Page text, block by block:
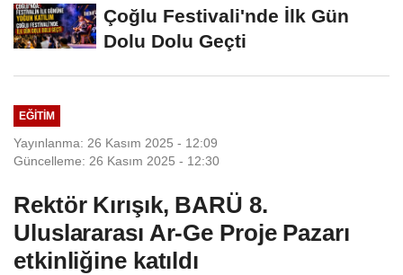
Çoğlu Festivali'nde İlk Gün
Dolu Dolu Geçti
EĞITIM
Yayınlanma: 26 Kasım 2025 - 12:09
Güncelleme: 26 Kasım 2025 - 12:30
Rektör Kırışık, BARÜ 8.
Uluslararası Ar-Ge Proje Pazarı
etkinliğine katıldı